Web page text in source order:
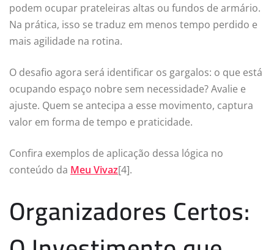
podem ocupar prateleiras altas ou fundos de armário.
Na prática, isso se traduz em menos tempo perdido e
mais agilidade na rotina.
O desafio agora será identificar os gargalos: o que está
ocupando espaço nobre sem necessidade? Avalie e
ajuste. Quem se antecipa a esse movimento, captura
valor em forma de tempo e praticidade.
Confira exemplos de aplicação dessa lógica no
conteúdo da Meu Vivaz[4].
Organizadores Certos: